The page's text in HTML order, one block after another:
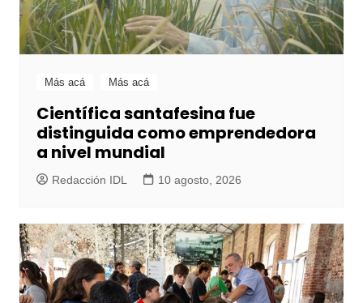
Más acá Más acá
Científica santafesina fue
distinguida como emprendedora
a nivel mundial
Redacción IDL 10 agosto, 2026